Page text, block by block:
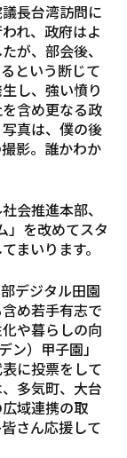
長台湾訪問に
れ、政府はよ
が、部会後、
という断じて
し、強い憤り
含め更なる政
真は、僕の後
影。誰かわか
会推進本部、
」を改めてスタ
まいります。
デジタル田園
め若手有志で
や暮らしの向
）甲子園」
に投票をして
多気町、大台
域連携の取
さん応援して